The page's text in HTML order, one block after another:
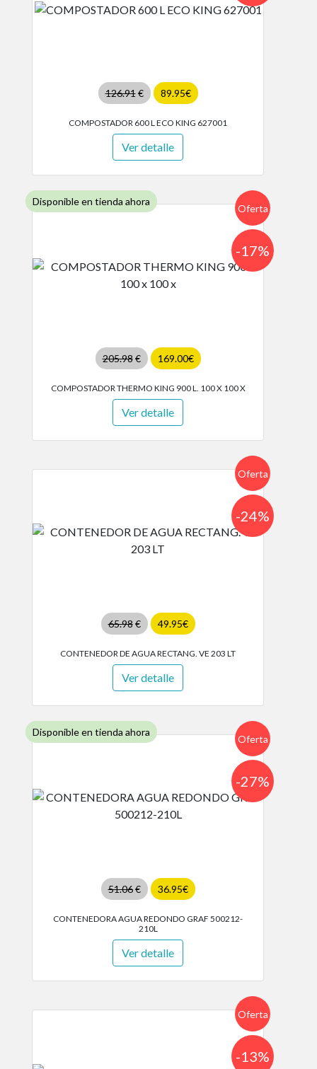
126.91€ 89.95€
COMPOSTADOR 600 L ECO KING 627001
Ver detalle
Disponible en tienda ahora
Oferta
205.98€ 169.00€
-17%
COMPOSTADOR THERMO KING 900 L. 100 X 100 X
Ver detalle
Oferta
65.98€ 49.95€
-24%
CONTENEDOR DE AGUA RECTANG. VE 203 LT
Ver detalle
Disponible en tienda ahora
Oferta
51.06€ 36.95€
-27%
CONTENEDORA AGUA REDONDO GRAF 500212-
210L
Ver detalle
Oferta
-13%